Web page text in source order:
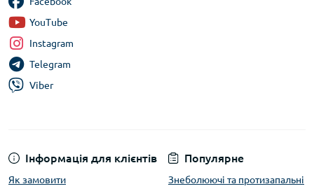
Інформація для клієнтів
Як замовити
Популярне
Знеболюючі та протизапальні
YouTube
Instagram
Telegram
Viber